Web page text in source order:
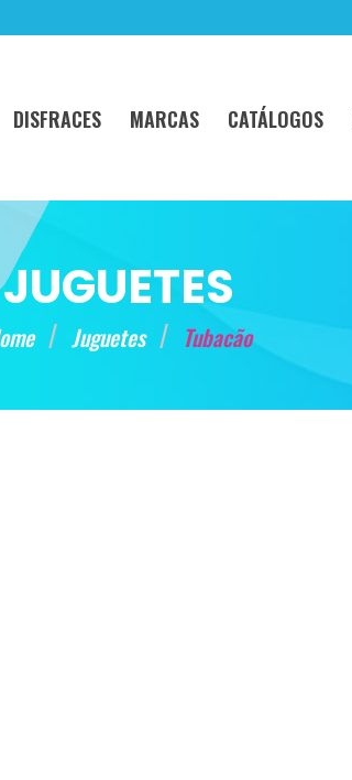
DISFRACES MARCAS CATÁLOGOS
JUGUETES
Juguetes Tubacão